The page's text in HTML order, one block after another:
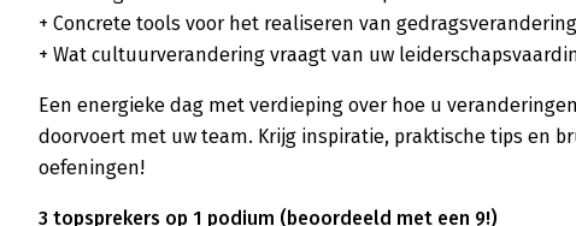
+ Concrete tools voor het realiseren van gedragsverandering
+ Wat cultuurverandering vraagt van uw
Een energieke dag met verdieping over hoe u
doorvoert met uw team. Krijg inspiratie, praktische tips en
oefeningen!
3 topsprekers op 1 podium (beoordeeld met een 9!)